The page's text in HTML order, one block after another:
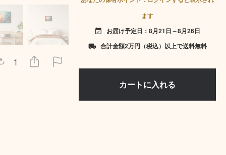
1
ます
event_available お届け予定日：8月21日～8月26日
local_shipping 合計金額2万円（税込）以上で送料無料